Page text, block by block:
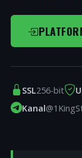
SSL256-bit
Kanal